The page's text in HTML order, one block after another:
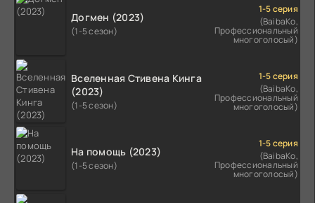
Догмен (2023)
(1-5 сезон)
1-5 серия
(BaibaKo,
Профессиональный
многоголосый)
Вселенная Стивена Кинга
(2023)
(1-5 сезон)
1-5 серия
(BaibaKo,
Профессиональный
многоголосый)
На помощь (2023)
(1-5 сезон)
1-5 серия
(BaibaKo,
Профессиональный
многоголосый)